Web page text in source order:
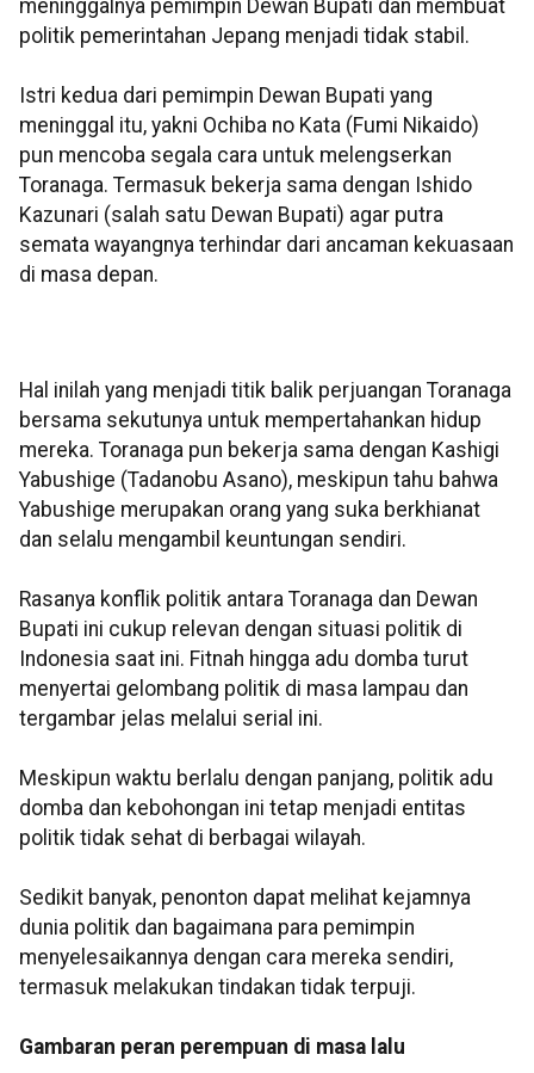
meninggalnya pemimpin Dewan Bupati dan membuat
politik pemerintahan Jepang menjadi tidak stabil.
Istri kedua dari pemimpin Dewan Bupati yang
meninggal itu, yakni Ochiba no Kata (Fumi Nikaido)
pun mencoba segala cara untuk melengserkan
Toranaga. Termasuk bekerja sama dengan Ishido
Kazunari (salah satu Dewan Bupati) agar putra
semata wayangnya terhindar dari ancaman kekuasaan
di masa depan.
Hal inilah yang menjadi titik balik perjuangan Toranaga
bersama sekutunya untuk mempertahankan hidup
mereka. Toranaga pun bekerja sama dengan Kashigi
Yabushige (Tadanobu Asano), meskipun tahu bahwa
Yabushige merupakan orang yang suka berkhianat
dan selalu mengambil keuntungan sendiri.
Rasanya konflik politik antara Toranaga dan Dewan
Bupati ini cukup relevan dengan situasi politik di
Indonesia saat ini. Fitnah hingga adu domba turut
menyertai gelombang politik di masa lampau dan
tergambar jelas melalui serial ini.
Meskipun waktu berlalu dengan panjang, politik adu
domba dan kebohongan ini tetap menjadi entitas
politik tidak sehat di berbagai wilayah.
Sedikit banyak, penonton dapat melihat kejamnya
dunia politik dan bagaimana para pemimpin
menyelesaikannya dengan cara mereka sendiri,
termasuk melakukan tindakan tidak terpuji.
Gambaran peran perempuan di masa lalu